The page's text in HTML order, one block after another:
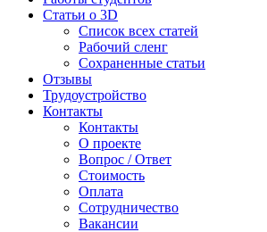
Статьи о 3D
Список всех статей
Рабочий сленг
Сохраненные статьи
Отзывы
Трудоустройство
Контакты
Контакты
О проекте
Вопрос / Ответ
Стоимость
Оплата
Сотрудничество
Вакансии